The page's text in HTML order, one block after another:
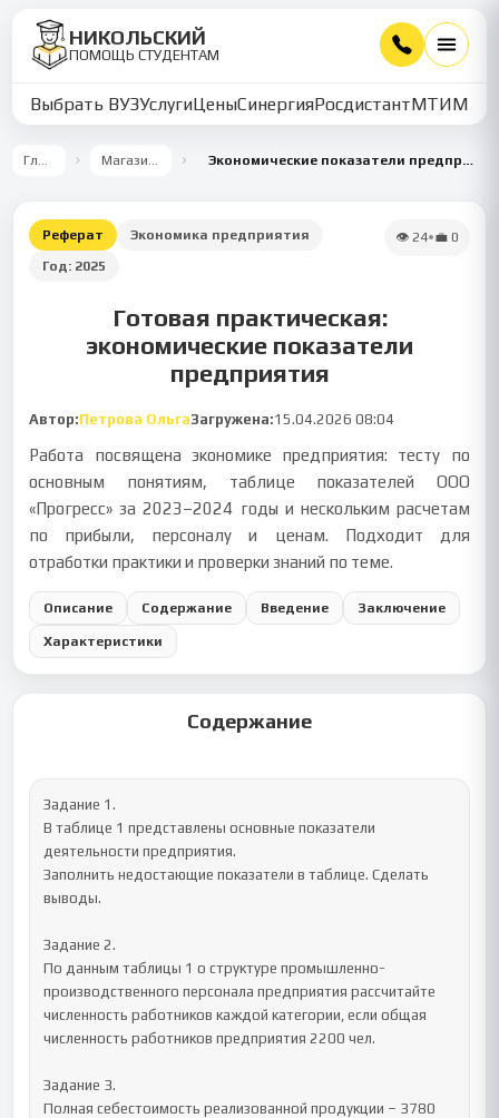
НИКОЛЬСКИЙ
ПОМОЩЬ СТУДЕНТАМ
Выбрать ВУЗУслугиЦеныСинергияРосдистантМТИММУ
Главная Магазин работ Экономические показатели предприятия и расчет цен
Реферат
Экономика предприятия
Год: 2025
👁 24•💼 0
Готовая практическая:
экономические показатели
предприятия
Автор:Петрова ОльгаЗагружена:15.04.2026 08:04
Работа посвящена экономике предприятия: тесту по
основным понятиям, таблице показателей ООО
«Прогресс» за 2023–2024 годы и нескольким расчетам
по прибыли, персоналу и ценам. Подходит для
отработки практики и проверки знаний по теме.
Описание Содержание Введение Заключение
Характеристики
Содержание
Задание 1.
В таблице 1 представлены основные показатели
деятельности предприятия.
Заполнить недостающие показатели в таблице. Сделать
выводы.
Задание 2.
По данным таблицы 1 о структуре промышленно-
производственного персонала предприятия рассчитайте
численность работников каждой категории, если общая
численность работников предприятия 2200 чел.
Задание 3.
Полная себестоимость реализованной продукции – 3780